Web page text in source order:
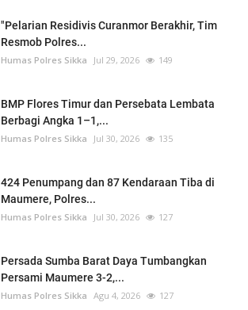
"Pelarian Residivis Curanmor Berakhir, Tim
Resmob Polres...
Humas Polres Sikka Jul 29, 2026 149
BMP Flores Timur dan Persebata Lembata
Berbagi Angka 1–1,...
Humas Polres Sikka Jul 30, 2026 135
424 Penumpang dan 87 Kendaraan Tiba di
Maumere, Polres...
Humas Polres Sikka Jul 30, 2026 127
Persada Sumba Barat Daya Tumbangkan
Persami Maumere 3-2,...
Humas Polres Sikka Agu 4, 2026 127